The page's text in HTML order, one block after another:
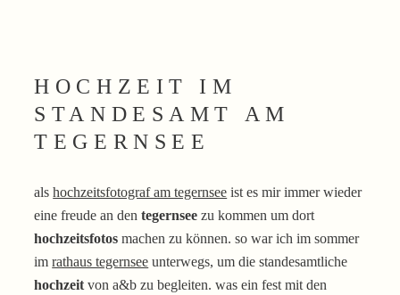
HOCHZEIT IM
STANDESAMT AM
TEGERNSEE
alshochzeitsfotograf am tegernsee ist es mir immer wieder
eine freude an dentegernsee zu kommen um dort
hochzeitsfotos machen zu können. so war ich im sommer
imrathaus tegernsee unterwegs, um die standesamtliche
hochzeitvon a&b zu begleiten. was ein fest mit den